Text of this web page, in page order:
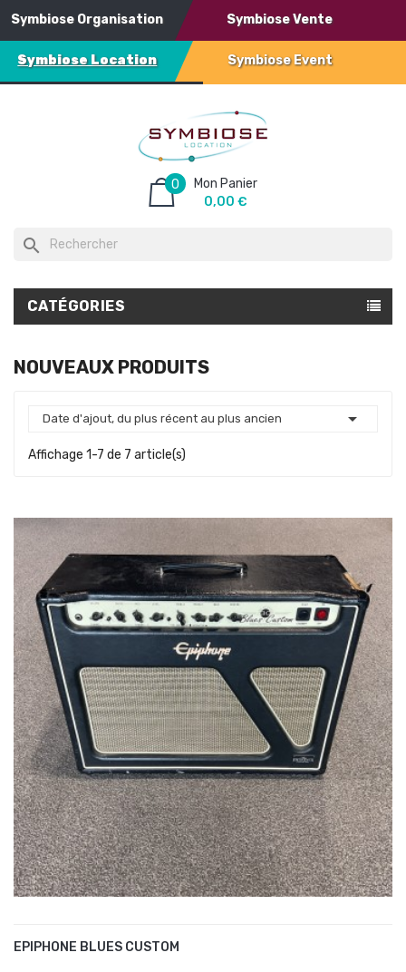
Symbiose Organisation Symbiose Vente
Symbiose Location Symbiose Event
Mon Panier
0
0,00 €
search
CATÉGORIES
NOUVEAUX PRODUITS
Date d'ajout, du plus récent au plus ancien 
Affichage 1-7 de 7 article(s)
EPIPHONE BLUES CUSTOM